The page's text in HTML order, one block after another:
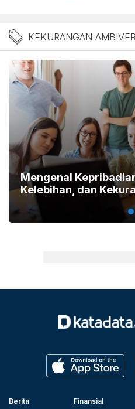
BeritaKEKURANGAN
Mengenal
Kelebihan, dan
Berita
Finansial